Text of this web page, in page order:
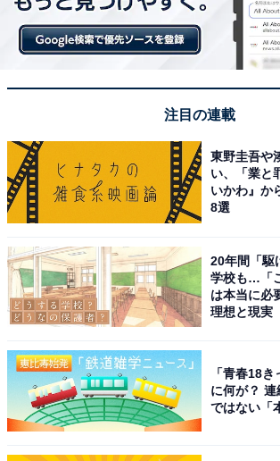
「筑後川温泉 ふくせんか」は源泉掛
注目の連載
東野圭吾や
い、「業と
いかわ』か
8選
20年間「駆
学校も…「
は本当に必
理想と現実
「青春18
に何が？
ではない「